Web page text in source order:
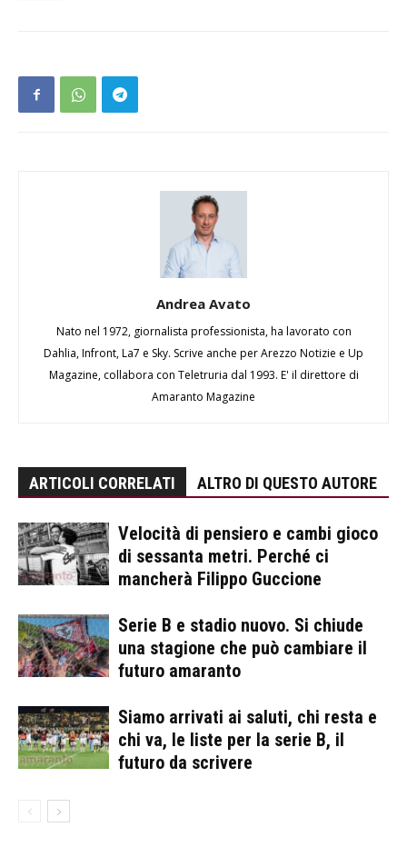
Andrea Avato
Nato nel 1972, giornalista professionista, ha lavorato con
Dahlia, Infront, La7 e Sky. Scrive anche per Arezzo Notizie e Up
Magazine, collabora con Teletruria dal 1993. E' il direttore di
Amaranto Magazine
ARTICOLI CORRELATI ALTRO DI QUESTO AUTORE
Velocità di pensiero e cambi gioco
di sessanta metri. Perché ci
mancherà Filippo Guccione
Serie B e stadio nuovo. Si chiude
una stagione che può cambiare il
futuro amaranto
Siamo arrivati ai saluti, chi resta e
chi va, le liste per la serie B, il
futuro da scrivere